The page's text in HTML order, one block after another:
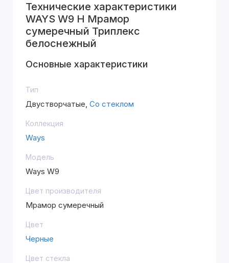
Технические характеристики
WAYS W9 H Мрамор
сумеречный Триплекс
белоснежный
Основные характеристики
Тип
Двустворчатые, Со стеклом
Коллекция
Ways
Модель
Ways W9
Цвет производителя
Мрамор сумеречный
Цвет
Черные
Цвет стекла